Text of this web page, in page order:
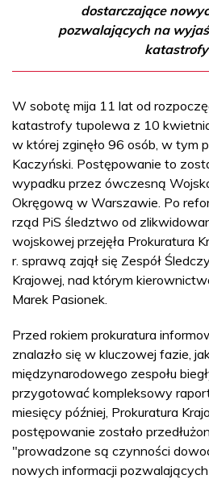
dostarczające
pozwalających na
W sobotę mija 11 lat od
katastrofy tupolewa z 10
w której zginęło 96 osób, w tym
Kaczyński. Postępowanie to
wypadku przez ówczesną
Okręgową w Warszawie. Po
rząd PiS śledztwo od
wojskowej przejęła Prokuratura
r. sprawą zajął się Zespół
Krajowej, nad którym
Marek Pasionek.
Przed rokiem prokuratura
znalazło się w kluczowej fazie,
międzynarodowego zespołu
przygotować kompleksowy
miesięcy później, Prokuratura
postępowanie zostało
"prowadzone są czynności
nowych informacji